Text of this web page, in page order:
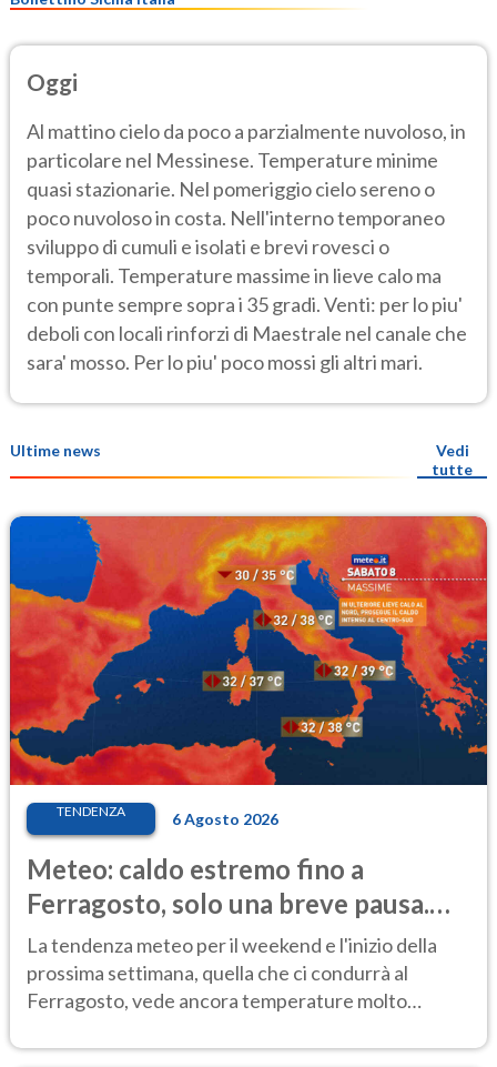
Oggi
Al mattino cielo da poco a parzialmente nuvoloso, in
particolare nel Messinese. Temperature minime
quasi stazionarie. Nel pomeriggio cielo sereno o
poco nuvoloso in costa. Nell'interno temporaneo
sviluppo di cumuli e isolati e brevi rovesci o
temporali. Temperature massime in lieve calo ma
con punte sempre sopra i 35 gradi. Venti: per lo piu'
deboli con locali rinforzi di Maestrale nel canale che
sara' mosso. Per lo piu' poco mossi gli altri mari.
Ultime news
Vedi
tutte
TENDENZA 6 Agosto 2026
Meteo: caldo estremo fino a
Ferragosto, solo una breve pausa.
Ecco dove
La tendenza meteo per il weekend e l'inizio della
prossima settimana, quella che ci condurrà al
Ferragosto, vede ancora temperature molto